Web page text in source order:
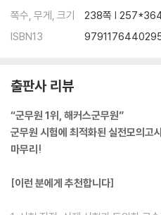
쪽수, 무게, 크기
238쪽 |
ISBN13
출판사 리뷰
“군무원 1위, 해커스군무원”
군무원 시험에 최적화된 실전모의고
마무리!
[이런 분에게 추천합니다]